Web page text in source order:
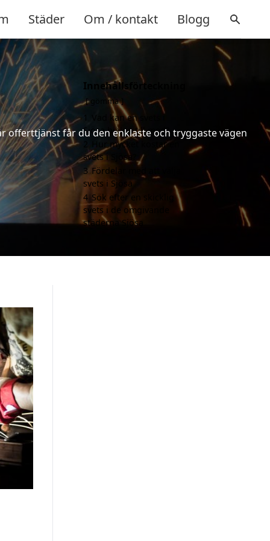
Städer Om / kontakt Blogg
offerttjänst får du den enklaste och tryggaste vägen
Innehållsförteckning
gömma
Vad kan en svets i
Sjösa hjälpa till med?
Hur mycket kostar en
svets i Sjösa?
3 Fördelar med att välja
svets i Sjösa
4 Sök efter en skicklig
svets i de omgivande
städerna Sjösa